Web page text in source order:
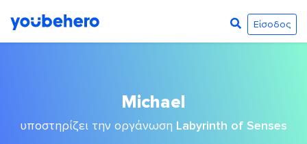
Είσοδος
Michael
υποστηρίζει την οργάνωση Labyrinth of Senses